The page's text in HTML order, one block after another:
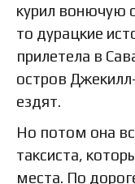
курил вонючую
то дурацкие
прилетела в
остров
ездят.
Но потом она
таксиста,
места. По